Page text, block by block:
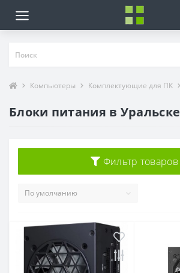
Компьютеры Комплектующие для ПК
Блоки питания в Уральске
Фильтр товаров